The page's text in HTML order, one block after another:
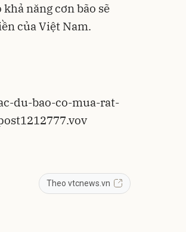
năng cơn bão sẽ
của Việt Nam.
du-bao-co-mua-rat-
Theo vtcnews.vn